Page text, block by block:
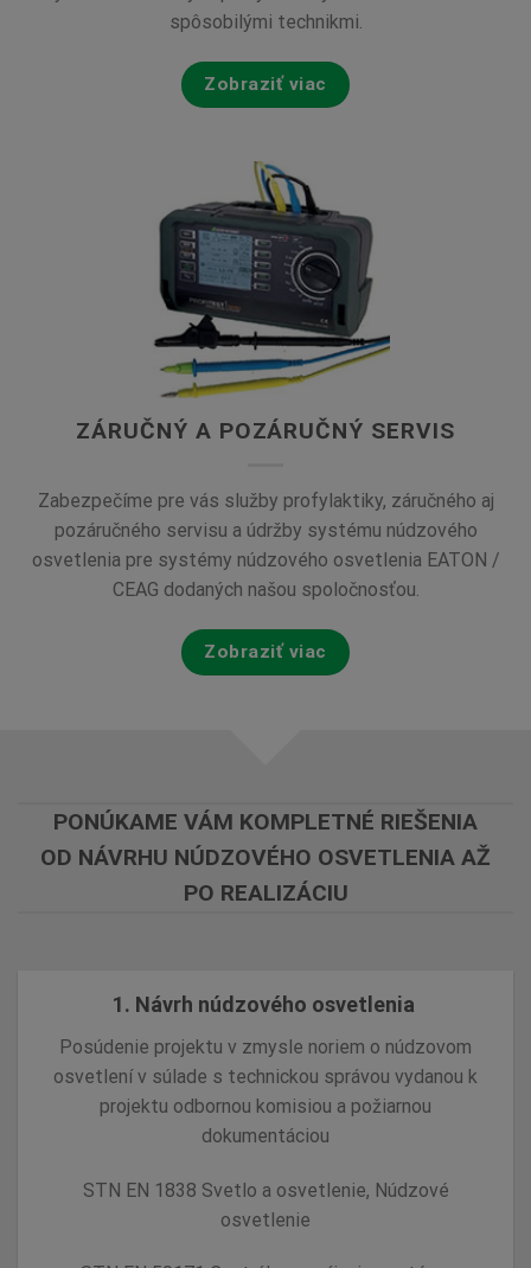
spôsobilými technikmi.
Zobraziť viac
ZÁRUČNÝ A POZÁRUČNÝ SERVIS
Zabezpečíme pre vás služby profylaktiky, záručného aj
pozáručného servisu a údržby systému núdzového
osvetlenia pre systémy núdzového osvetlenia EATON /
CEAG dodaných našou spoločnosťou.
Zobraziť viac
PONÚKAME VÁM KOMPLETNÉ RIEŠENIA
OD NÁVRHU NÚDZOVÉHO OSVETLENIA AŽ
PO REALIZÁCIU
1. Návrh núdzového osvetlenia
Posúdenie projektu v zmysle noriem o núdzovom
osvetlení v súlade s technickou správou vydanou k
projektu odbornou komisiou a požiarnou
dokumentáciou
STN EN 1838 Svetlo a osvetlenie, Núdzové
osvetlenie